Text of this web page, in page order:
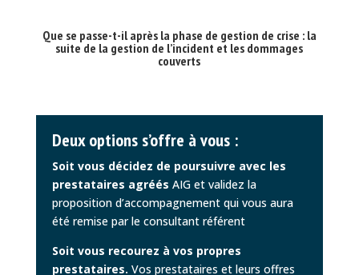
Que se passe-t-il après la phase de gestion de crise : la
suite de la gestion de l’incident et les dommages
couverts
Deux options s’offre à vous :
Soit vous décidez de poursuivre avec les
prestataires agréés AIG et validez la
proposition d’accompagnement qui vous aura
été remise par le consultant référent
Soit vous recourez à vos propres
prestataires. Vos prestataires et leurs offres